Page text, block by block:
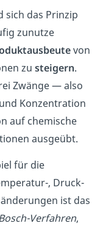
das Prinzip
zunutze
von
zusteigern.
Zwänge — also
Konzentration
auf chemische
ausgeübt.
für die
, Druck-
ist das
Verfahren,